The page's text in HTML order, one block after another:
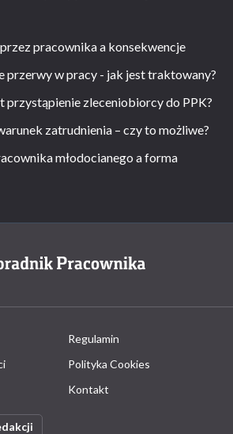
pracownika a konsekwencje
przerwy w pracy - jak jest traktowany?
przystąpienie zleceniobiorcy do PPK?
zatrudnienia – czy to możliwe?
młodocianego a forma
Regulamin
Polityka Cookies
Kontakt